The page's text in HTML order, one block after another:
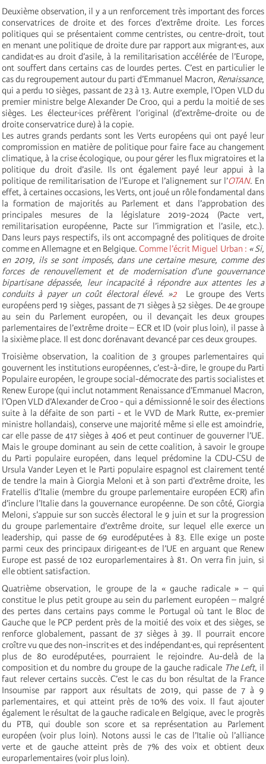
Deuxième observation, il y a un renforcement très important des forces
conservatrices de droite et des forces d’extrême droite. Les forces
politiques qui se présentaient comme centristes, ou centre-droit, tout
en menant une politique de droite dure par rapport aux migrant·es, aux
candidat·es au droit d’asile, à la remilitarisation accélérée de l’Europe,
ont souffert dans certains cas de lourdes pertes. C’est en particulier le
cas du regroupement autour du parti d’Emmanuel Macron, Renaissance,
qui a perdu 10 sièges, passant de 23 à 13. Autre exemple, l’Open VLD du
premier ministre belge Alexander De Croo, qui a perdu la moitié de ses
sièges. Les électeur·ices préfèrent l’original (d’extrême-droite ou de
droite conservatrice dure) à la copie.
Les autres grands perdants sont les Verts européens qui ont payé leur
compromission en matière de politique pour faire face au changement
climatique, à la crise écologique, ou pour gérer les flux migratoires et la
politique du droit d’asile. Ils ont également payé leur appui à la
politique de remilitarisation de l’Europe et l’alignement sur l’OTAN. En
effet, à certaines occasions, les Verts, ont joué un rôle fondamental dans
la formation de majorités au Parlement et dans l’approbation des
principales mesures de la législature 2019-2024 (Pacte vert,
remilitarisation européenne, Pacte sur l’immigration et l’asile, etc.).
Dans leurs pays respectifs, ils ont accompagné des politiques de droite
comme en Allemagne et en Belgique. Comme l’écrit Miguel Urban : « Si,
en 2019, ils se sont imposés, dans une certaine mesure, comme des
forces de renouvellement et de modernisation d’une gouvernance
bipartisane dépassée, leur incapacité à répondre aux attentes les a
conduits à payer un coût électoral élevé. »2 Le groupe des Verts
européens perd 19 sièges, passant de 71 sièges à 52 sièges. De 4e groupe
au sein du Parlement européen, ou il devançait les deux groupes
parlementaires de l’extrême droite – ECR et ID (voir plus loin), il passe à
la sixième place. Il est donc dorénavant devancé par ces deux groupes.
Troisième observation, la coalition de 3 groupes parlementaires qui
gouvernent les institutions européennes, c’est-à-dire, le groupe du Parti
Populaire européen, le groupe social-démocrate des partis socialistes et
Renew Europe (qui inclut notamment Renaissance d’Emmanuel Macron,
l’Open VLD d’Alexander de Croo - qui a démissionné le soir des élections
suite à la défaite de son parti - et le VVD de Mark Rutte, ex-premier
ministre hollandais), conserve une majorité même si elle est amoindrie,
car elle passe de 417 sièges à 406 et peut continuer de gouverner l’UE.
Mais le groupe dominant au sein de cette coalition, à savoir le groupe
du Parti populaire européen, dans lequel prédomine la CDU-CSU de
Ursula Vander Leyen et le Parti populaire espagnol est clairement tenté
de tendre la main à Giorgia Meloni et à son parti d’extrême droite, les
Fratellis d’Italie (membre du groupe parlementaire européen ECR) afin
d’inclure l’Italie dans la gouvernance européenne. De son côté, Giorgia
Meloni, s’appuie sur son succès électoral le 9 juin et sur la progression
du groupe parlementaire d’extrême droite, sur lequel elle exerce un
leadership, qui passe de 69 eurodéputé·es à 83. Elle exige un poste
parmi ceux des principaux dirigeant·es de l’UE en arguant que Renew
Europe est passé de 102 europarlementaires à 81. On verra fin juin, si
elle obtient satisfaction.
Quatrième observation, le groupe de la « gauche radicale » – qui
constitue le plus petit groupe au sein du parlement européen – malgré
des pertes dans certains pays comme le Portugal où tant le Bloc de
Gauche que le PCP perdent près de la moitié des voix et des sièges, se
renforce globalement, passant de 37 sièges à 39. Il pourrait encore
croître vu que des non-inscrit·es et des indépendant·es, qui représentent
plus de 80 eurodéputé·es, pourraient le rejoindre. Au-delà de la
composition et du nombre du groupe de la gauche radicale The Left, il
faut relever certains succès. C’est le cas du bon résultat de la France
Insoumise par rapport aux résultats de 2019, qui passe de 7 à 9
parlementaires, et qui atteint près de 10% des voix. Il faut ajouter
également le résultat de la gauche radicale en Belgique, avec le progrès
du PTB, qui double son score et sa représentation au Parlement
européen (voir plus loin). Notons aussi le cas de l’Italie où l’alliance
verte et de gauche atteint près de 7% des voix et obtient deux
europarlementaires (voir plus loin).